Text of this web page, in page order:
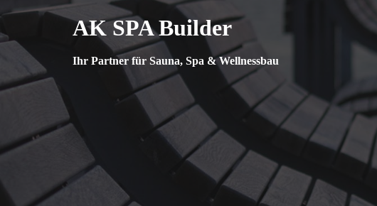
Springe
Inhalt
AK SPA Builder
Ihr Partner für Sauna, Spa & Wellnessbau